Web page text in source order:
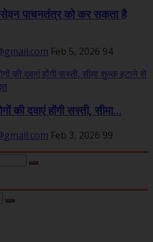
पाचनतंत्र को कर सकता है
Feb 5, 2026 94
की दवाएं होंगी सस्ती, सीमा...
Feb 3, 2026 99